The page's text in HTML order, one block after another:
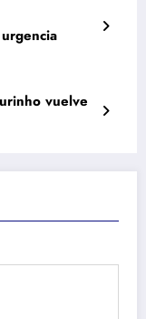
vuelve